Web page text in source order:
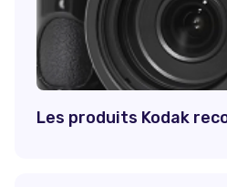
Les produits Kodak